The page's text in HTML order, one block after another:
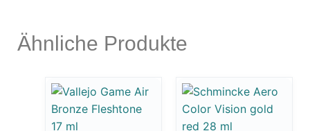
Ähnliche Produkte